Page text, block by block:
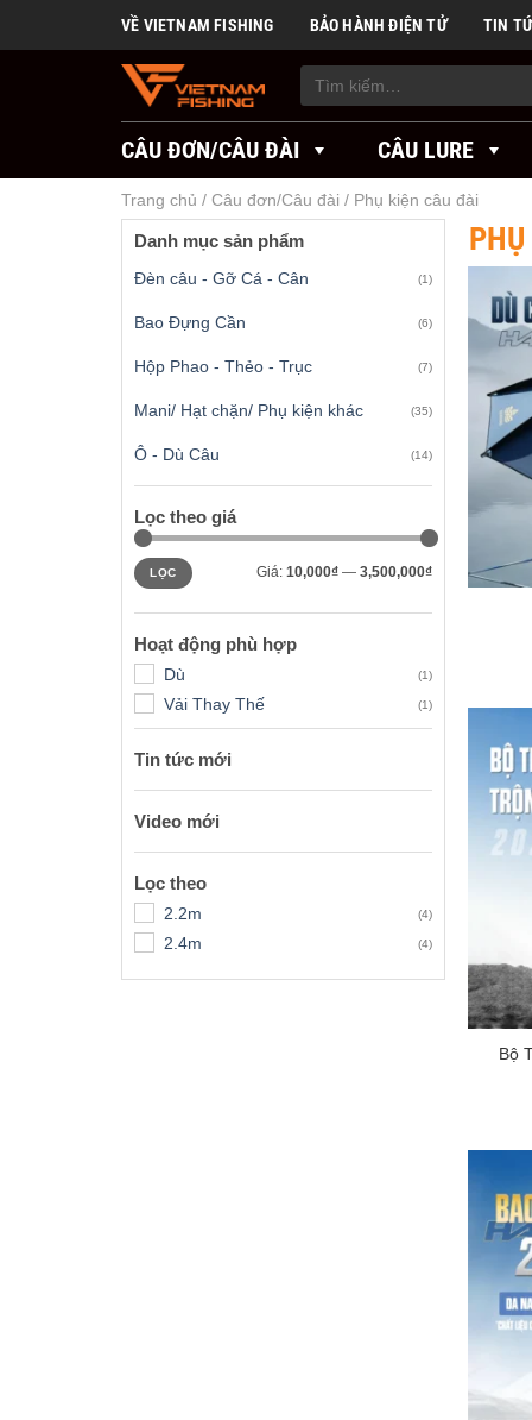
VỀ VIETNAM FISHING BẢO HÀNH ĐIỆN TỬ TIN
Tìm
kiếm:
CÂU ĐƠN/CÂU ĐÀI CÂU LURE
Trang chủ / Câu đơn/Câu đài / Phụ kiện câu đài
Danh mục sản phẩm
Đèn câu - Gỡ Cá - Cân (1)
Bao Đựng Cần (6)
Hộp Phao - Thẻo - Trục (7)
Mani/ Hạt chặn/ Phụ kiện khác (35)
Ô - Dù Câu (14)
Lọc theo giá
Giá
tối
thiểu
Giá
tối
đa
LỌC Giá: 10,000₫— 3,500,000₫
Hoạt động phù hợp
Dù (1)
Vải Thay Thế (1)
Tin tức mới
Video mới
Lọc theo
2.2m (4)
2.4m (4)
+
+
Bộ